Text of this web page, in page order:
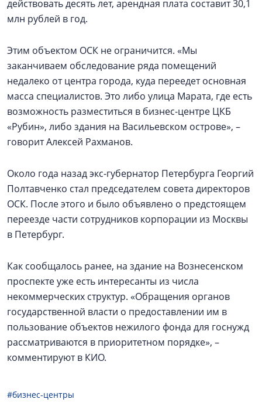
действовать десять лет, арендная плата составит 30,1
млн рублей в год.
Этим объектом ОСК не ограничится. «Мы
заканчиваем обследование ряда помещений
недалеко от центра города, куда переедет основная
масса специалистов. Это либо улица Марата, где есть
возможность разместиться в бизнес-центре ЦКБ
«Рубин», либо здания на Васильевском острове», –
говорит Алексей Рахманов.
Около года назад экс-губернатор Петербурга Георгий
Полтавченко стал председателем совета директоров
ОСК. После этого и было объявлено о предстоящем
переезде части сотрудников корпорации из Москвы
в Петербург.
Как сообщалось ранее, на здание на Вознесенском
проспекте уже есть интересанты из числа
некоммерческих структур. «Обращения органов
государственной власти о предоставлении им в
пользование объектов нежилого фонда для госнужд
рассматриваются в приоритетном порядке», –
комментируют в КИО.
#бизнес-центры